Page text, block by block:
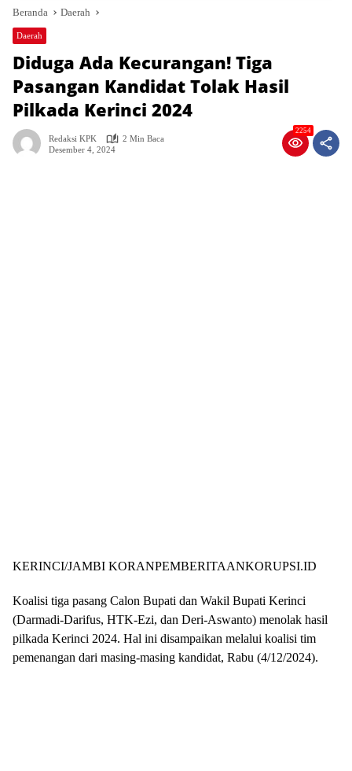
Beranda Daerah
Daerah
Diduga Ada Kecurangan! Tiga
Pasangan Kandidat Tolak Hasil
Pilkada Kerinci 2024
Redaksi KPK
2 Min Baca
Desember 4, 2024
2254
KERINCI/JAMBI KORANPEMBERITAANKORUPSI.ID
Koalisi tiga pasang Calon Bupati dan Wakil Bupati Kerinci
(Darmadi-Darifus, HTK-Ezi, dan Deri-Aswanto) menolak hasil
pilkada Kerinci 2024. Hal ini disampaikan melalui koalisi tim
pemenangan dari masing-masing kandidat, Rabu (4/12/2024).